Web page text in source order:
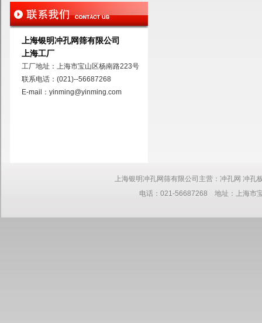
上海银明冲孔网筛有限公司
上海工厂
工厂地址：上海市宝山区杨南路223号
联系电话：(021)--56687268
E-mail：yinming@yinming.com
上海银明冲孔网筛有限公司主营：冲孔网 冲
电话：021-56687268 地址：上海市